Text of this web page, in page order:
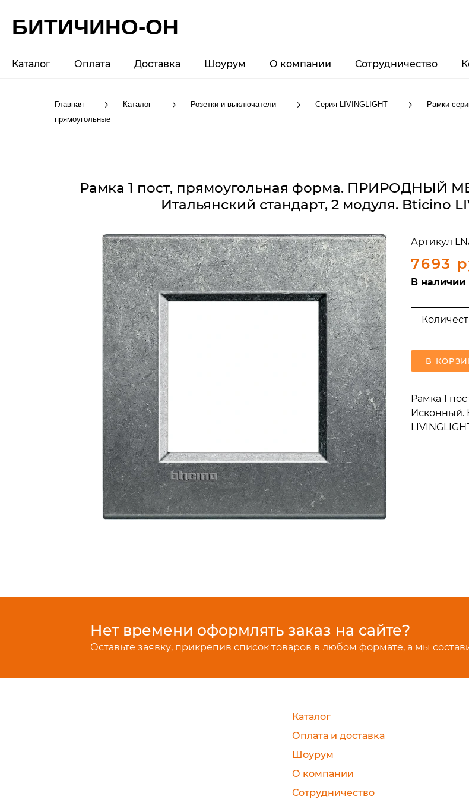
БИТИЧИНО-ОН
Каталог Оплата Доставка Шоурум О компании Сотрудничество
Главная Каталог Розетки и выключатели Серия LIVINGLIGHT Рамки
прямоугольные
Рамка 1 пост, прямоугольная форма. ПРИРОДНЫЙ
Итальянский стандарт, 2 модуля. Bticino
Артикул
7693
В наличии
В
Рамка 1
Исконный.
Нет времени оформлять заказ на сайте?
Оставьте заявку, прикрепив список товаров в любом формате, а мы
Каталог
Оплата и доставка
Шоурум
О компании
Сотрудничество